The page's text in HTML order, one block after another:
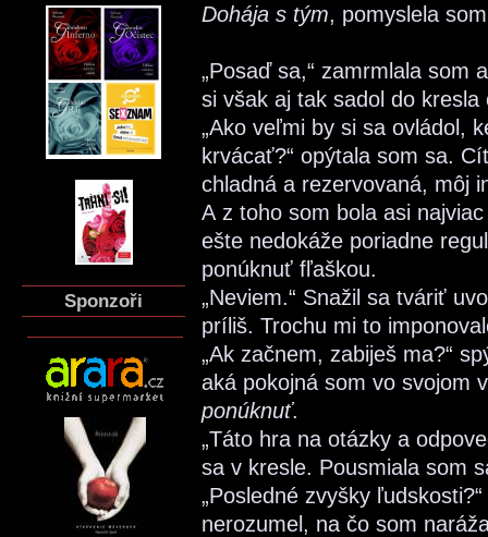
Sponzoři
Dohája s tým, pomyslela
„Posaď sa,“ zamrmlala som
si však aj tak sadol do kresla
„Ako veľmi by si sa ovládol,
krvácať?“ opýtala som sa.
chladná a rezervovaná, môj
A z toho som bola asi
ešte nedokáže poriadne
ponúknuť fľaškou.
„Neviem.“ Snažil sa tváriť
príliš. Trochu mi to
„Ak začnem, zabiješ ma?“
aká pokojná som vo svojom
ponúknuť.
„Táto hra na otázky a
sa v kresle. Pousmiala som
„Posledné zvyšky
nerozumel, na čo som